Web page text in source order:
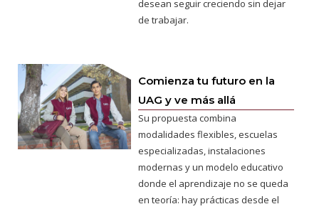
desean seguir creciendo sin dejar
de trabajar.
Comienza tu futuro en la
UAG y ve más allá
Su propuesta combina
modalidades flexibles, escuelas
especializadas, instalaciones
modernas y un modelo educativo
donde el aprendizaje no se queda
en teoría: hay prácticas desde el